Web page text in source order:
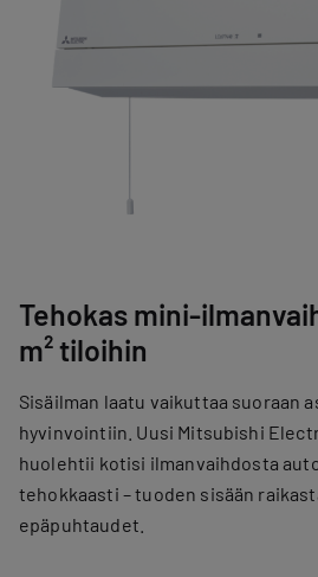
Tehokas mini-
m² tiloihin
Sisäilman laatu vaikuttaa suoraan
hyvinvointiin. Uusi Mitsubishi
huolehtii kotisi ilmanvaihdosta
tehokkaasti – tuoden sisään
epäpuhtaudet.